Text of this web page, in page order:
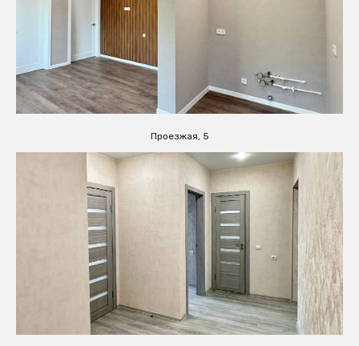
Проезжая, 5